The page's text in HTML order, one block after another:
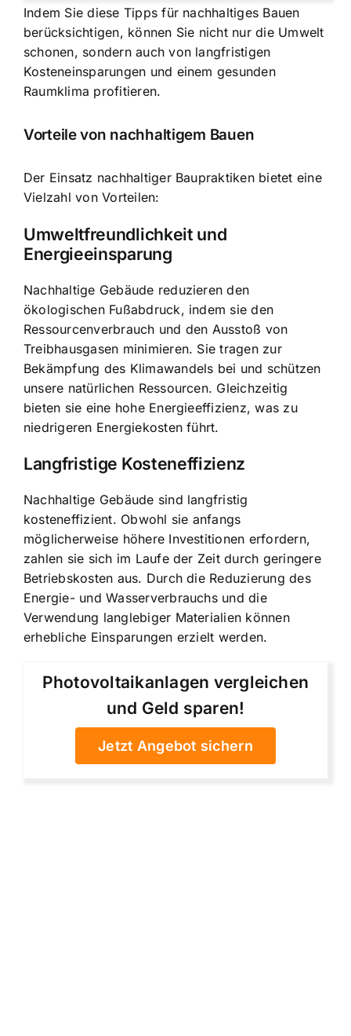
Indem Sie diese Tipps für nachhaltiges Bauen
berücksichtigen, können Sie nicht nur die Umwelt
schonen, sondern auch von langfristigen
Kosteneinsparungen und einem gesunden
Raumklima profitieren.
Vorteile von nachhaltigem Bauen
Der Einsatz nachhaltiger Baupraktiken bietet eine
Vielzahl von Vorteilen:
Umweltfreundlichkeit und
Energieeinsparung
Nachhaltige Gebäude reduzieren den
ökologischen Fußabdruck, indem sie den
Ressourcenverbrauch und den Ausstoß von
Treibhausgasen minimieren. Sie tragen zur
Bekämpfung des Klimawandels bei und schützen
unsere natürlichen Ressourcen. Gleichzeitig
bieten sie eine hohe Energieeffizienz, was zu
niedrigeren Energiekosten führt.
Langfristige Kosteneffizienz
Nachhaltige Gebäude sind langfristig
kosteneffizient. Obwohl sie anfangs
möglicherweise höhere Investitionen erfordern,
zahlen sie sich im Laufe der Zeit durch geringere
Betriebskosten aus. Durch die Reduzierung des
Energie- und Wasserverbrauchs und die
Verwendung langlebiger Materialien können
erhebliche Einsparungen erzielt werden.
Photovoltaikanlagen vergleichen
und Geld sparen!
Jetzt Angebot sichern